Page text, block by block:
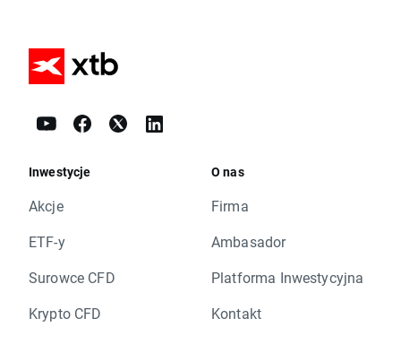
Inwestycje
Akcje
ETF-y
Surowce CFD
Krypto CFD
O nas
Firma
Ambasador
Platforma Inwestycyjna
Kontakt